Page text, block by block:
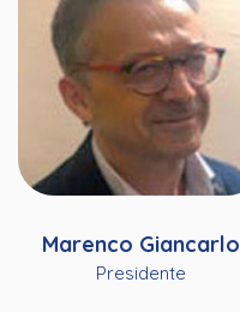
Marenco Giancarlo
Presidente